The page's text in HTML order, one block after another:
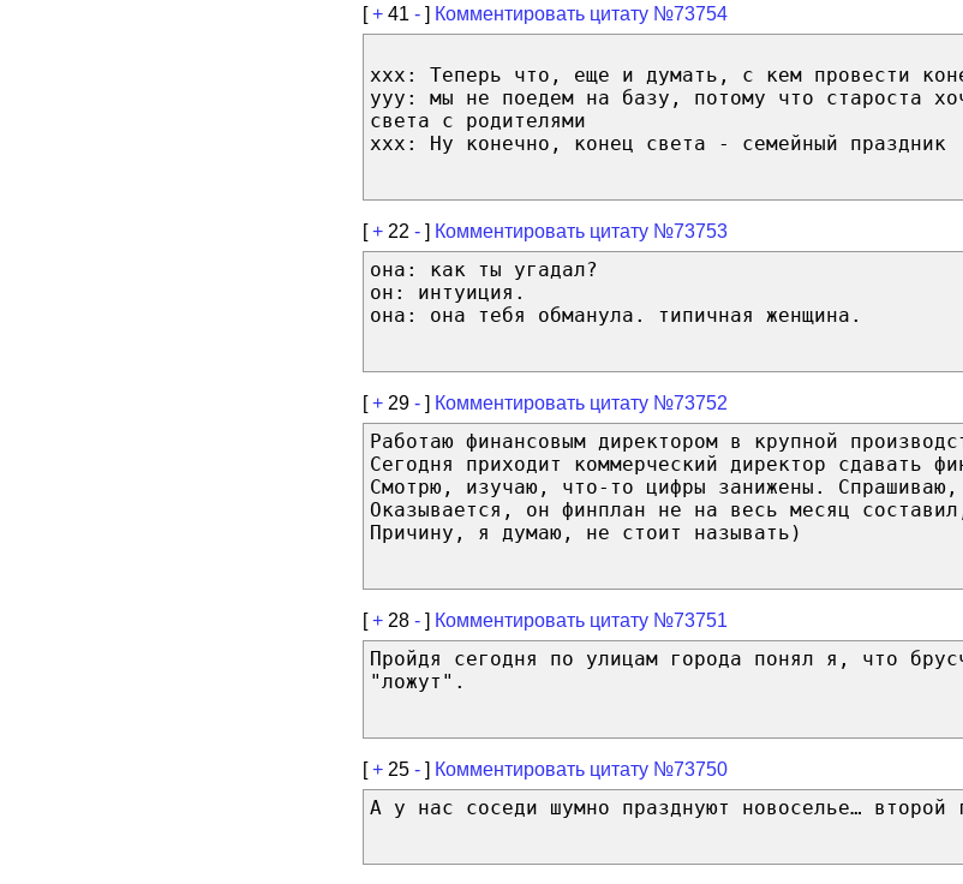
[+ 41 - ] Комментировать цитату №73754
ххх: Теперь что, еще и думать, с кем провести
ууу: мы не поедем на базу, потому что староста
света с родителями
ххх: Ну конечно, конец света - семейный праздник
[+ 22 - ] Комментировать цитату №73753
она: как ты угадал?
он: интуиция.
она: она тебя обманула. типичная женщина.
[+ 29 - ] Комментировать цитату №73752
Работаю финансовым директором в крупной
Сегодня приходит коммерческий директор сдавать
Смотрю, изучаю, что-то цифры занижены.
Оказывается, он финплан не на весь месяц
Причину, я думаю, не стоит называть)
[+ 28 - ] Комментировать цитату №73751
Пройдя сегодня по улицам города понял я, что
"ложут".
[+ 25 - ] Комментировать цитату №73750
А у нас соседи шумно празднуют новоселье… второй